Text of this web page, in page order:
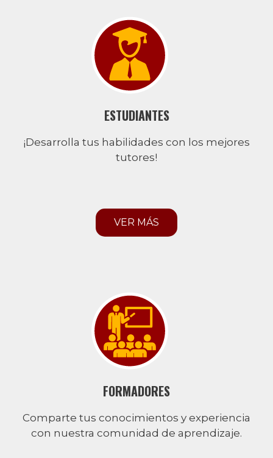
ESTUDIANTES
¡Desarrolla tus habilidades con los mejores
tutores!
VER MÁS
FORMADORES
Comparte tus conocimientos y experiencia
con nuestra comunidad de aprendizaje.